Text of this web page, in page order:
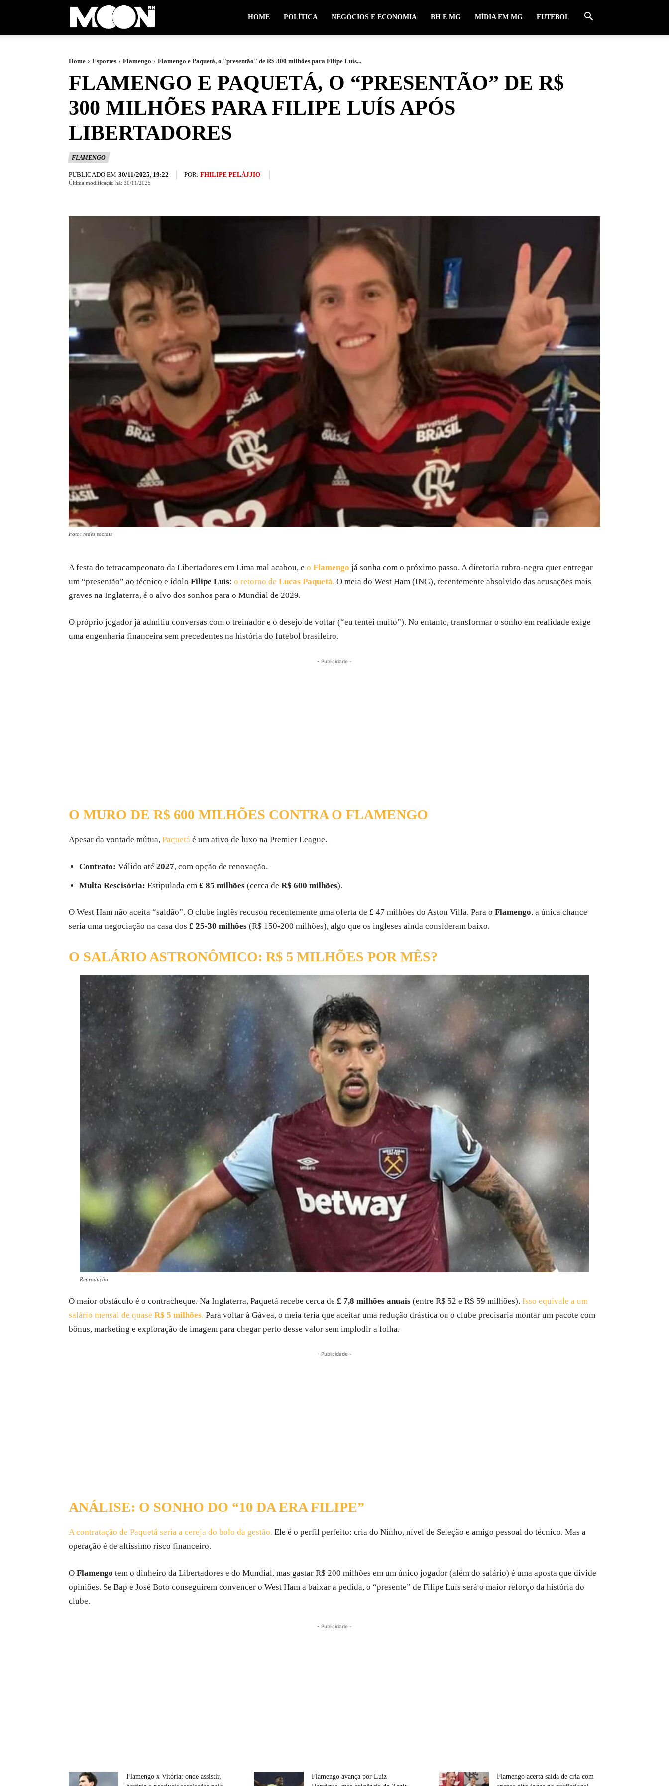
HOME POLÍTICA NEGÓCIOS E ECONOMIA BH E MG MÍDIA EM MG FUTEBOL
Home Esportes Flamengo Flamengo e Paquetá, o "presentão" de R$ 300 milhões para Filipe Luís...
FLAMENGO E PAQUETÁ, O “PRESENTÃO” DE R$
300 MILHÕES PARA FILIPE LUÍS APÓS
LIBERTADORES
FLAMENGO
PUBLICADO EM 30/11/2025, 19:22 POR: FHILIPE PELÁJJIO
Última modificação há: 30/11/2025
Foto: redes sociais
A festa do tetracampeonato da Libertadores em Lima mal acabou, e o Flamengo já sonha com o próximo passo. A diretoria rubro-negra quer entregar
um “presentão” ao técnico e ídolo Filipe Luís: o retorno de Lucas Paquetá. O meia do West Ham (ING), recentemente absolvido das acusações mais
graves na Inglaterra, é o alvo dos sonhos para o Mundial de 2029.
O próprio jogador já admitiu conversas com o treinador e o desejo de voltar (“eu tentei muito”). No entanto, transformar o sonho em realidade exige
uma engenharia financeira sem precedentes na história do futebol brasileiro.
- Publicidade -
O MURO DE R$ 600 MILHÕES CONTRA O FLAMENGO
Apesar da vontade mútua, Paquetá é um ativo de luxo na Premier League.
Contrato: Válido até 2027, com opção de renovação.
Multa Rescisória: Estipulada em £ 85 milhões (cerca de R$ 600 milhões).
O West Ham não aceita “saldão”. O clube inglês recusou recentemente uma oferta de £ 47 milhões do Aston Villa. Para o Flamengo, a única chance
seria uma negociação na casa dos £ 25-30 milhões (R$ 150-200 milhões), algo que os ingleses ainda consideram baixo.
O SALÁRIO ASTRONÔMICO: R$ 5 MILHÕES POR MÊS?
Reprodução
O maior obstáculo é o contracheque. Na Inglaterra, Paquetá recebe cerca de £ 7,8 milhões anuais (entre R$ 52 e R$ 59 milhões). Isso equivale a um
salário mensal de quase R$ 5 milhões. Para voltar à Gávea, o meia teria que aceitar uma redução drástica ou o clube precisaria montar um pacote com
bônus, marketing e exploração de imagem para chegar perto desse valor sem implodir a folha.
- Publicidade -
ANÁLISE: O SONHO DO “10 DA ERA FILIPE”
A contratação de Paquetá seria a cereja do bolo da gestão. Ele é o perfil perfeito: cria do Ninho, nível de Seleção e amigo pessoal do técnico. Mas a
operação é de altíssimo risco financeiro.
O Flamengo tem o dinheiro da Libertadores e do Mundial, mas gastar R$ 200 milhões em um único jogador (além do salário) é uma aposta que divide
opiniões. Se Bap e José Boto conseguirem convencer o West Ham a baixar a pedida, o “presente” de Filipe Luís será o maior reforço da história do
clube.
- Publicidade -
Flamengo x Vitória: onde assistir,
Flamengo avança por Luiz
Flamengo acerta saída de cria com